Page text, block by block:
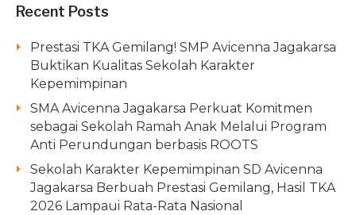
Recent Posts
Prestasi TKA Gemilang! SMP Avicenna Jagakarsa
Buktikan Kualitas Sekolah Karakter
Kepemimpinan
SMA Avicenna Jagakarsa Perkuat Komitmen
sebagai Sekolah Ramah Anak Melalui Program
Anti Perundungan berbasis ROOTS
Sekolah Karakter Kepemimpinan SD Avicenna
Jagakarsa Berbuah Prestasi Gemilang, Hasil TKA
2026 Lampaui Rata-Rata Nasional